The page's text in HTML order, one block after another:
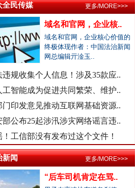
中国医药
中国企业
中国农业
中国视频
祁连巍巍树丰碑
一枚“钉子”竟然扎入要害部门
全民传媒
域名和官网，企业核..
域名和官网，企业核心价值的
终极体现作者：中国法治新闻
网总编辑亓淦玉..
违规收集个人信息！涉及35款应..
工智能成为促进共同繁荣、维护..
门印发意见推动互联网基础资源..
部公布25起涉汛涉灾网络谣言违..
！工信部没有发布过这个文件！
更多/MORE>>>
新闻
“后车司机肯定在骂..
更多/MORE>>>